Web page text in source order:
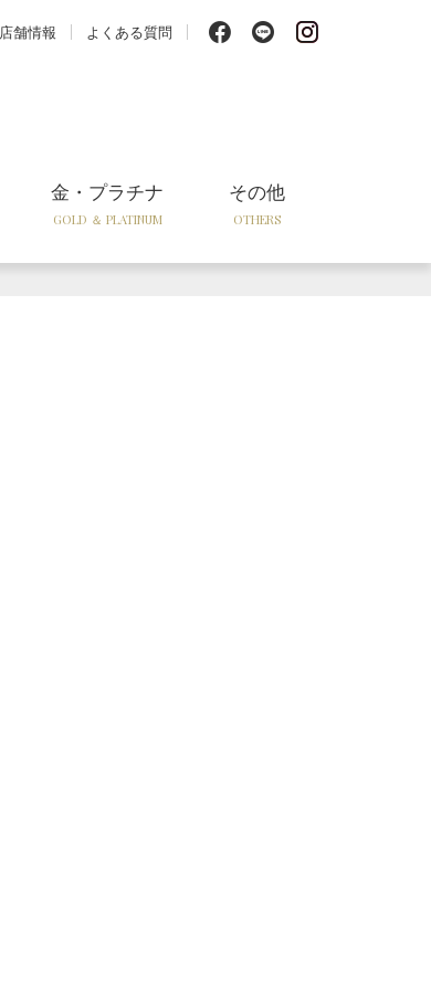
金・プラチナ
GOLD ＆ PLATINUM
その他
OTHERS
店舗情報 よくある質問 f l i